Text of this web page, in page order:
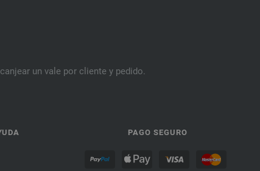
un vale por cliente y pedido.
PAGO SEGURO